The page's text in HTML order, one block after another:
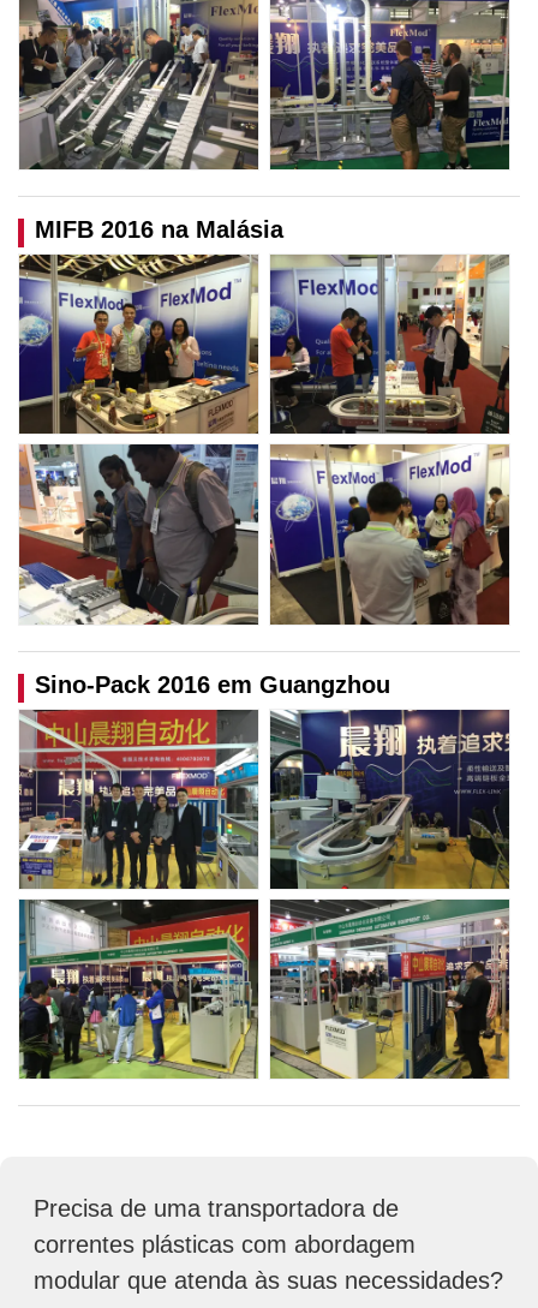
MIFB 2016 na Malásia
Sino-Pack 2016 em Guangzhou
Precisa de uma transportadora de
correntes plásticas com abordagem
modular que atenda às suas necessidades?